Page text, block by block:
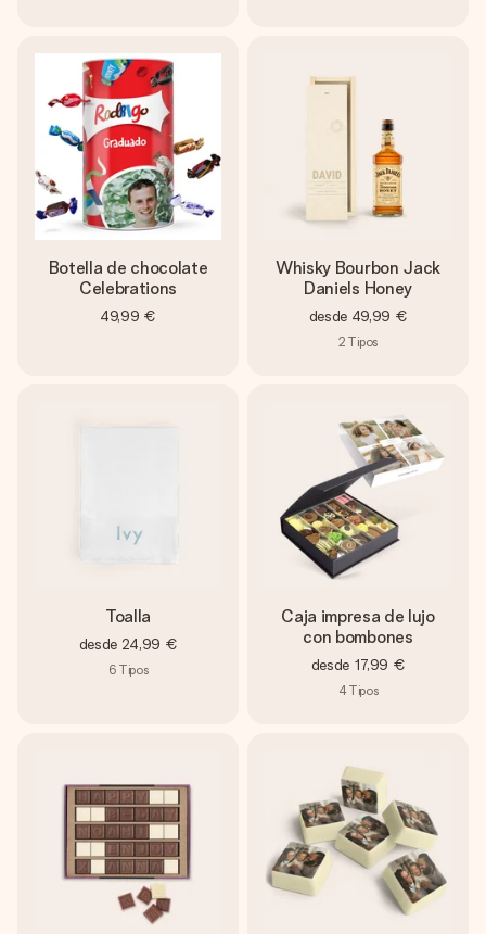
Botella de chocolate
Celebrations
49,99 €
Whisky Bourbon Jack
Daniels Honey
desde 49,99 €
2 Tipos
Toalla
desde 24,99 €
6 Tipos
Caja impresa de lujo
con bombones
desde 17,99 €
4Tipos